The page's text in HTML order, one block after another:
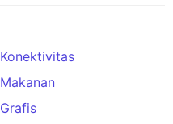
Konektivitas
Makanan
Grafis